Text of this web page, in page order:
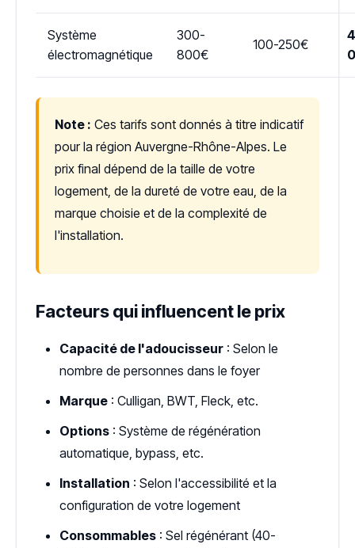
Système
électromagnétique
300-
800€
100-250€
Note : Ces tarifs sont donnés à titre indicatif
pour la région Auvergne-Rhône-Alpes. Le
prix final dépend de la taille de votre
logement, de la dureté de votre eau, de la
marque choisie et de la complexité de
l'installation.
Facteurs qui influencent le prix
Capacité de l'adoucisseur : Selon le
nombre de personnes dans le foyer
Marque : Culligan, BWT, Fleck, etc.
Options : Système de régénération
automatique, bypass, etc.
Installation : Selon l'accessibilité et la
configuration de votre logement
Consommables : Sel régénérant (40-